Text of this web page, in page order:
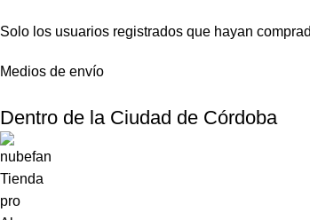
Solo los usuarios registrados que hayan
Medios de envío
Dentro de la Ciudad de Córdoba